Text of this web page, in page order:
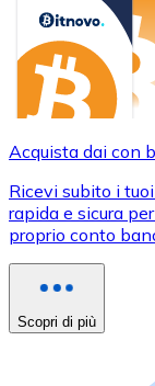
Acquista dai con
Ricevi subito i
rapida e sicura
proprio conto
Scopri di più